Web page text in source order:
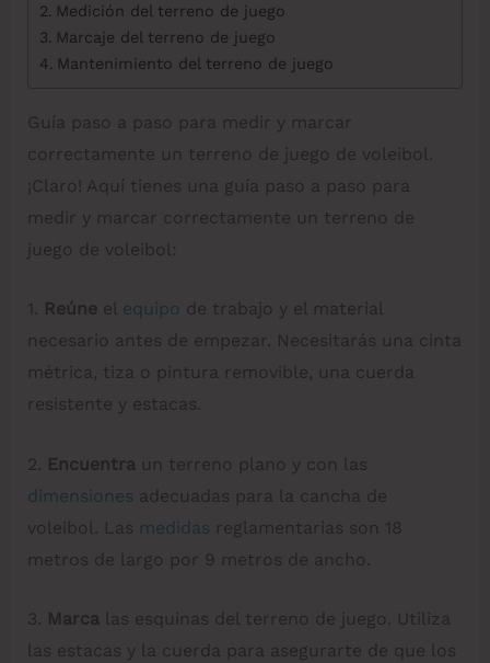
Medición del terreno de juego
Marcaje del terreno de juego
Mantenimiento del terreno de juego
Guía paso a paso para medir y marcar
correctamente un terreno de juego de voleibol.
¡Claro! Aquí tienes una guía paso a paso para
medir y marcar correctamente un terreno de
juego de voleibol:
1. Reúne el equipo de trabajo y el material
necesario antes de empezar. Necesitarás una cinta
métrica, tiza o pintura removible, una cuerda
resistente y estacas.
2. Encuentra un terreno plano y con las
dimensiones adecuadas para la cancha de
voleibol. Las medidas reglamentarias son 18
metros de largo por 9 metros de ancho.
3. Marcalas esquinas del terreno de juego. Utiliza
las estacas y la cuerda para asegurarte de que los